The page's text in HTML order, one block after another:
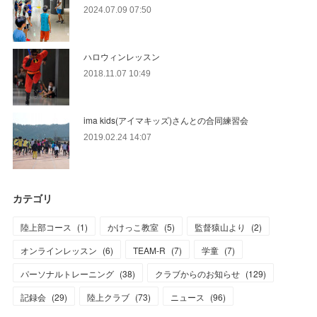
2024.07.09 07:50
ハロウィンレッスン
2018.11.07 10:49
ima kids(アイマキッズ)さんとの合同練習会
2019.02.24 14:07
カテゴリ
陸上部コース (1) かけっこ教室 (5) 監督猿山より (2)
オンラインレッスン (6) TEAM-R (7) 学童 (7)
パーソナルトレーニング (38) クラブからのお知らせ (129)
記録会 (29) 陸上クラブ (73) ニュース (96)